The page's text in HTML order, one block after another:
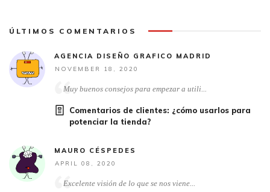
ÚLTIMOS COMENTARIOS
AGENCIA DISEÑO GRAFICO MADRID
NOVEMBER 18, 2020
Muy buenos consejos para empezar a utili...
Comentarios de clientes: ¿cómo usarlos para
potenciar la tienda?
MAURO CÉSPEDES
APRIL 08, 2020
Excelente visión de lo que se nos viene...